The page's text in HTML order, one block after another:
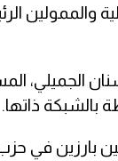
والممولين
بالشبكة ذاتها.
بارزين في